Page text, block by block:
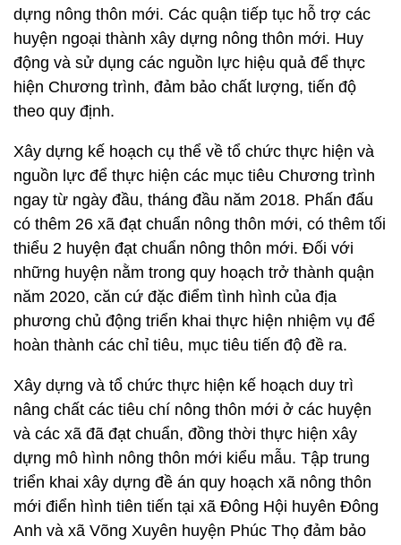
dựng nông thôn mới. Các quận tiếp tục hỗ trợ các
huyện ngoại thành xây dựng nông thôn mới. Huy
động và sử dụng các nguồn lực hiệu quả để thực
hiện Chương trình, đảm bảo chất lượng, tiến độ
theo quy định.
Xây dựng kế hoạch cụ thể về tổ chức thực hiện và
nguồn lực để thực hiện các mục tiêu Chương trình
ngay từ ngày đầu, tháng đầu năm 2018. Phấn đấu
có thêm 26 xã đạt chuẩn nông thôn mới, có thêm tối
thiểu 2 huyện đạt chuẩn nông thôn mới. Đối với
những huyện nằm trong quy hoạch trở thành quận
năm 2020, căn cứ đặc điểm tình hình của địa
phương chủ động triển khai thực hiện nhiệm vụ để
hoàn thành các chỉ tiêu, mục tiêu tiến độ đề ra.
Xây dựng và tổ chức thực hiện kế hoạch duy trì
nâng chất các tiêu chí nông thôn mới ở các huyện
và các xã đã đạt chuẩn, đồng thời thực hiện xây
dựng mô hình nông thôn mới kiểu mẫu. Tập trung
triển khai xây dựng đề án quy hoạch xã nông thôn
mới điển hình tiên tiến tại xã Đông Hội huyên Đông
Anh và xã Võng Xuyên huyện Phúc Thọ đảm bảo